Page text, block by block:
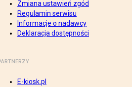
Zmiana ustawień zgód
Regulamin serwisu
Informacje o nadawcy
Deklaracja dostępności
E-kiosk.pl